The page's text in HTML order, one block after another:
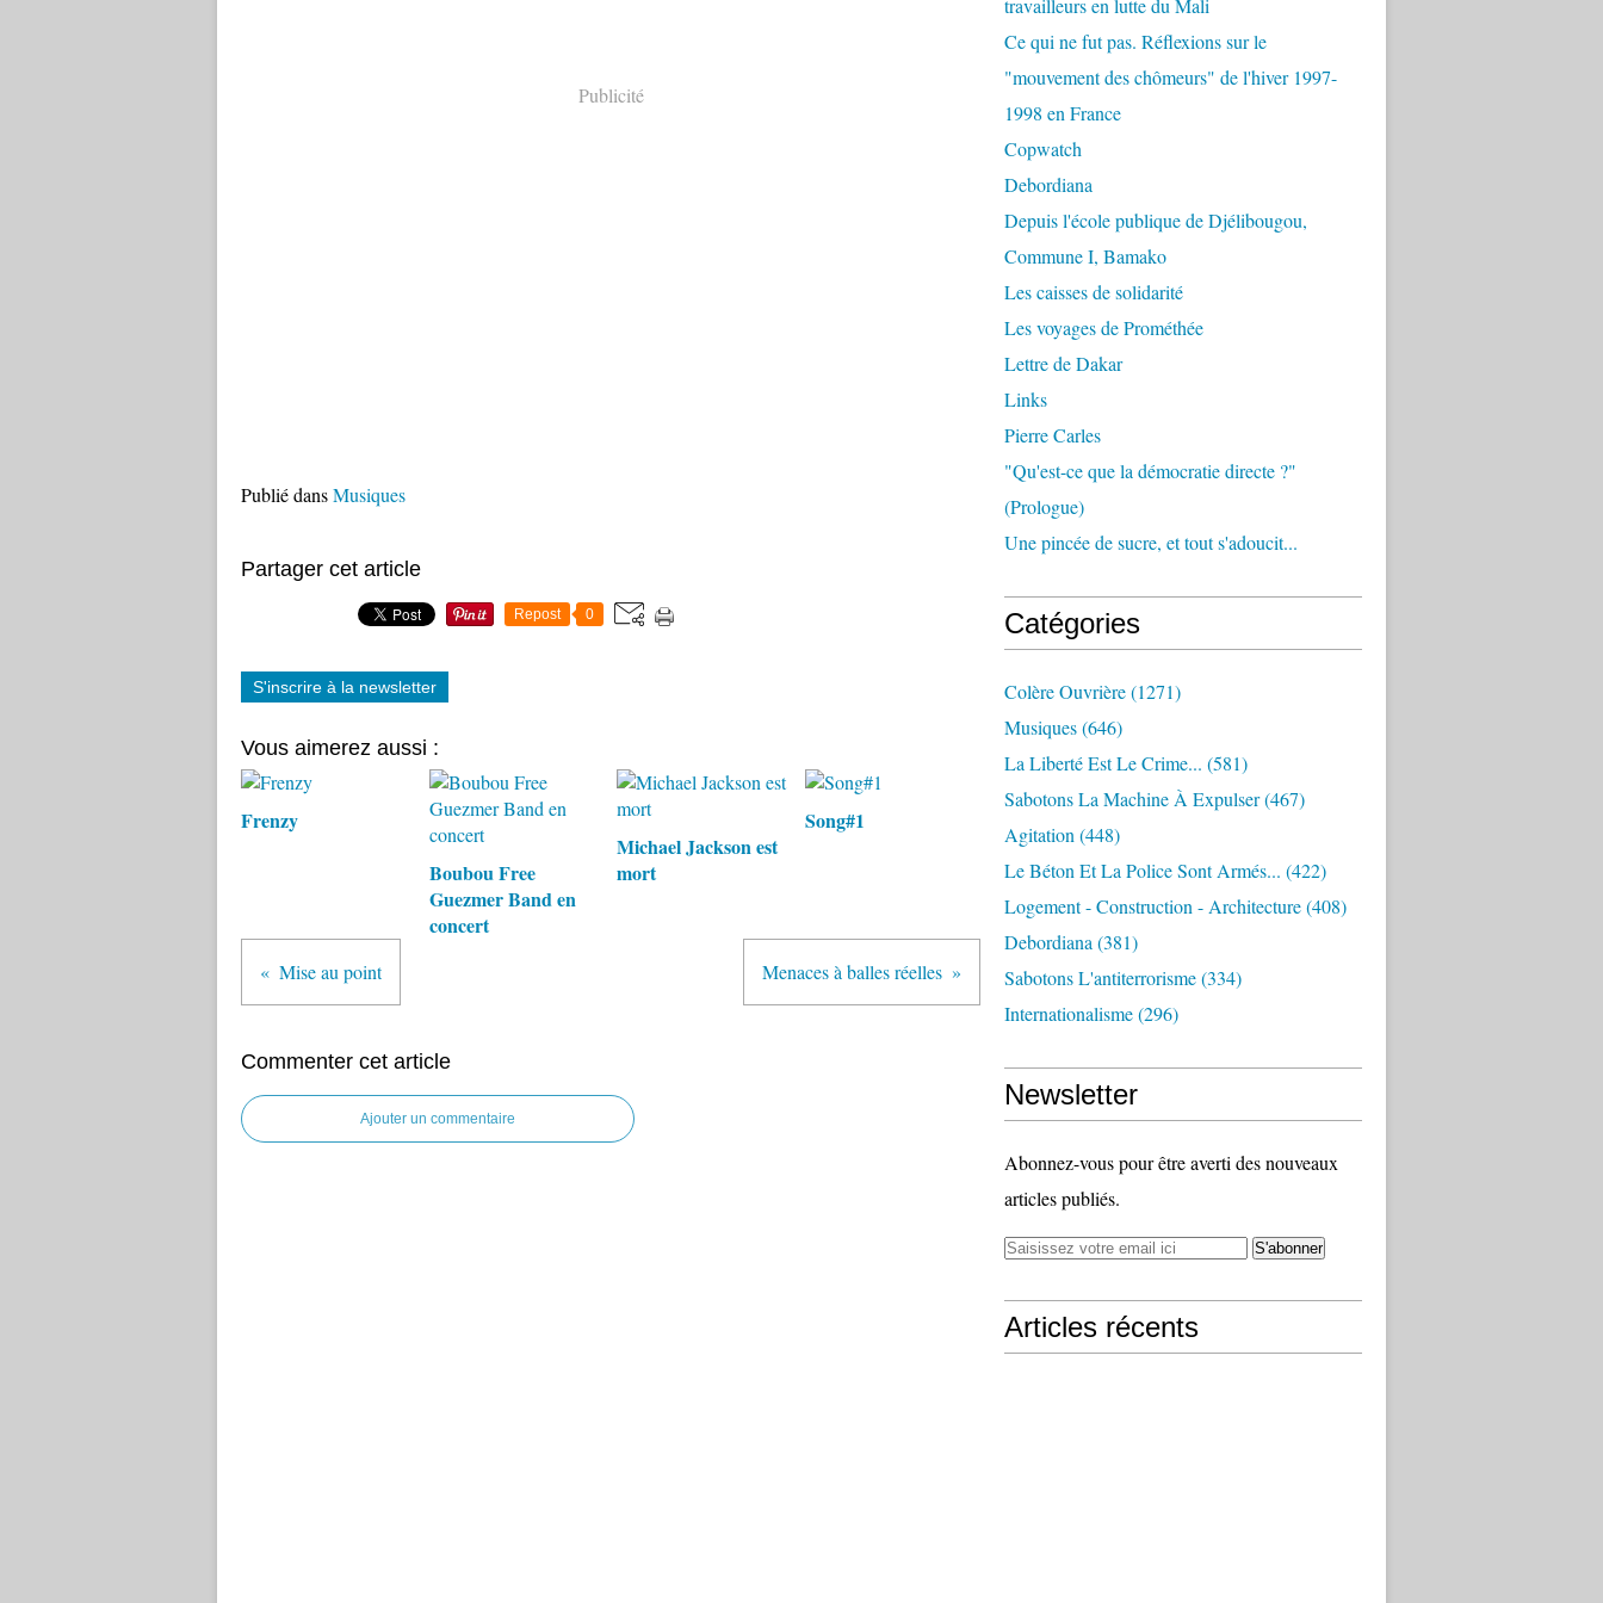
Publicité
Publié dansMusiques
Partager cet article
Repost 0
S'inscrire à la newsletter
Vous aimerez aussi :
Frenzy
Boubou Free
Guezmer Band en
concert
Michael Jackson est
mort
Song#1
Mise au point Menaces à balles réelles
Commenter cet article
Ajouter un commentaire
travailleurs en lutte du Mali
Ce qui ne fut pas. Réflexions sur le
"mouvement des chômeurs" de l'hiver 1997-
1998 en France
Copwatch
Debordiana
Depuis l'école publique de Djélibougou,
Commune I, Bamako
Les caisses de solidarité
Les voyages de Prométhée
Lettre de Dakar
Links
Pierre Carles
"Qu'est-ce que la démocratie directe ?"
(Prologue)
Une pincée de sucre, et tout s'adoucit...
Catégories
Colère Ouvrière(1271)
Musiques(646)
La Liberté Est Le Crime... (581)
Sabotons La Machine À Expulser(467)
Agitation (448)
Le Béton Et La Police Sont Armés... (422)
Logement - Construction - Architecture(408)
Debordiana (381)
Sabotons L'antiterrorisme(334)
Internationalisme(296)
Newsletter
Abonnez-vous pour être averti des nouveaux
articles publiés.
Articles récents